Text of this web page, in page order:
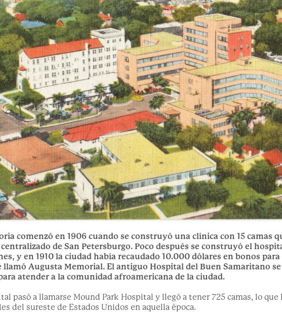
comenzó en 1906 cuando se construyó una clínica con 15 camas
de San Petersburgo. Poco después se construyó el
y en 1910 la ciudad había recaudado 10.000 dólares en bonos
llamó Augusta Memorial. El antiguo Hospital del Buen Samaritano
atender a la comunidad afroamericana de la ciudad.
pasó a llamarse Mound Park Hospital y llegó a tener 725 camas, lo
del sureste de Estados Unidos en aquella época.